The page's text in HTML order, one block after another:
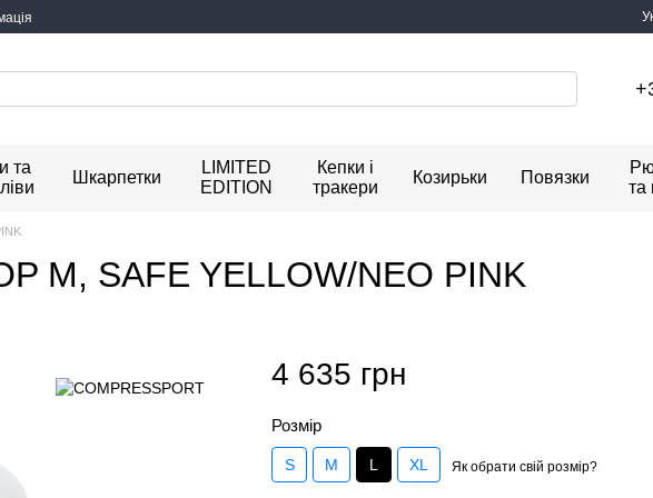
та
Шкарпетки
LIMITED
EDITION
Кепки і
тракери
Козирьки Повязки
та
M, SAFE YELLOW/NEO PINK
4 635 грн
Розмір
S M L XL Як обрати свій розмір?